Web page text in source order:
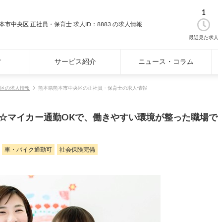
市中央区 正社員・保育士 求人ID：8883 の求人情報
1
最近見た求人
サービス紹介 ニュース・コラム
の求人情報 熊本県熊本市中央区の正社員・保育士の求人情報
イカー通勤OKで、働きやすい環境が整った職場で
車・バイク通勤可 社会保険完備